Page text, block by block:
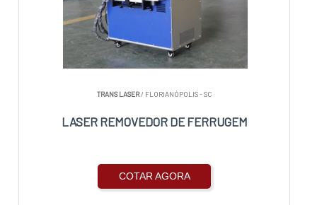
TRANS LASER/ FLORIANÓPOLIS - SC
LASER REMOVEDOR DE FERRUGEM
COTAR AGORA